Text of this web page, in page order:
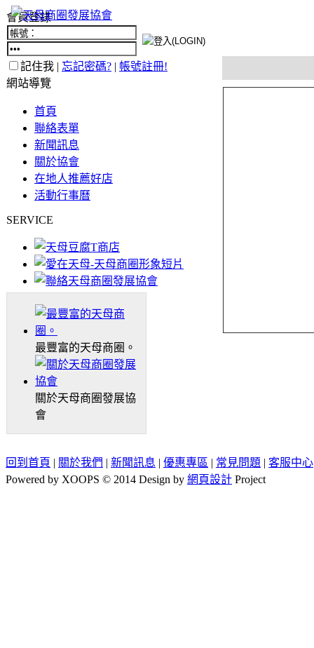
會員登錄
記住我 | 忘記密碼? | 帳號註冊!
網站導覽
首頁
聯絡表單
新聞訊息
關於協會
在地人推薦好店
活動行事曆
SERVICE
最豐富的天母商圈。
關於天母商圈發展協
會
回到首頁 | 關於我們 | 新聞訊息 | 優惠專區 | 常見問題 | 客服中心
Powered by XOOPS © 2014 Design by 網頁設計 Project